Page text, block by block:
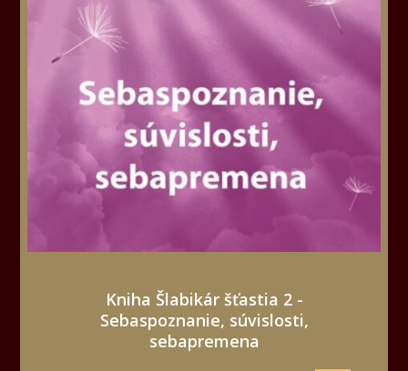
Kniha Šlabikár šťastia 2 -
Sebaspoznanie, súvislosti,
sebapremena